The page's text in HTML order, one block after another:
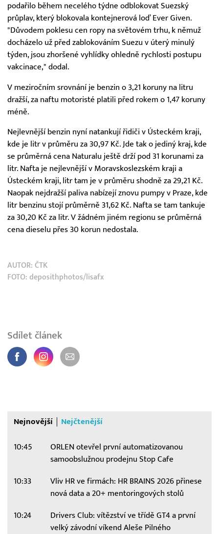
podařilo během necelého týdne odblokovat Suezský
průplav, který blokovala kontejnerová loď Ever Given.
"Důvodem poklesu cen ropy na světovém trhu, k němuž
docházelo už před zablokováním Suezu v úterý minulý
týden, jsou zhoršené vyhlídky ohledně rychlosti postupu
vakcinace," dodal.
V meziročním srovnání je benzin o 3,21 koruny na litru
dražší, za naftu motoristé platili před rokem o 1,47 koruny
méně.
Nejlevnější benzin nyní natankují řidiči v Ústeckém kraji,
kde je litr v průměru za 30,97 Kč. Jde tak o jediný kraj, kde
se průměrná cena Naturalu ještě drží pod 31 korunami za
litr. Nafta je nejlevnější v Moravskoslezském kraji a
Ústeckém kraji, litr tam je v průměru shodně za 29,21 Kč.
Naopak nejdražší paliva nabízejí znovu pumpy v Praze, kde
litr benzinu stojí průměrně 31,62 Kč. Nafta se tam tankuje
za 30,20 Kč za litr. V žádném jiném regionu se průměrná
cena dieselu přes 30 korun nedostala.
AUTOR: ČTK
FOTO: deposithphotos/lisafx
Sdílet článek
Nejnovější Nejčtenější
10:45
ORLEN otevřel první automatizovanou
samoobslužnou prodejnu Stop Cafe
10:33
Vliv HR ve firmách: HR BRAINS 2026 přinese
nová data a 20+ mentoringových stolů
10:24
Drivers Club: vítězství ve třídě GT4 a první
velký závodní víkend Aleše Pilného